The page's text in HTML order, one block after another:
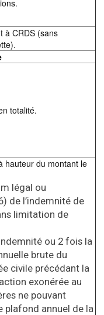
à CRDS (sans
totalité.
hauteur du montant le
légal ou
de l’indemnité de
limitation de
ou 2 fois la
brute du
civile précédant la
exonérée au
ne pouvant
plafond annuel de la